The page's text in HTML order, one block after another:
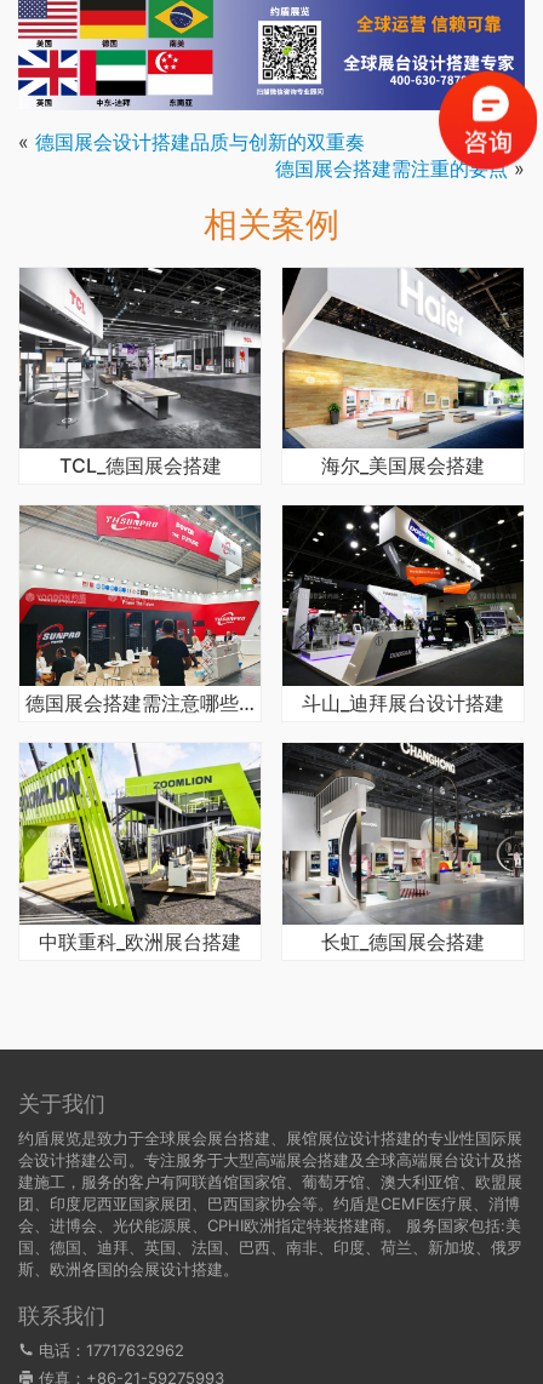
« 德国展会设计搭建品质与创新的双重奏
德国展会搭建需注重的要点»
相关案例
TCL_德国展会搭建 海尔_美国展会搭建
德国展会搭建需注意哪些常见问题 斗山_迪拜展台设计搭建
中联重科_欧洲展台搭建 长虹_德国展会搭建
关于我们
约盾展览是致力于全球展会展台搭建、展馆展位设计搭建的专业性国际展
会设计搭建公司。专注服务于大型高端展会搭建及全球高端展台设计及搭
建施工，服务的客户有阿联酋馆国家馆、葡萄牙馆、澳大利亚馆、欧盟展
团、印度尼西亚国家展团、巴西国家协会等。约盾是CEMF医疗展、消博
会、进博会、光伏能源展、CPHI欧洲指定特装搭建商。 服务国家包括:美
国
德国 、迪拜、英国、法国、巴西、南非、印度、荷兰、新加坡、俄罗
斯、欧洲各国的会展设计搭建。
联系我们
电话：17717632962
传真：+86-21-59275993